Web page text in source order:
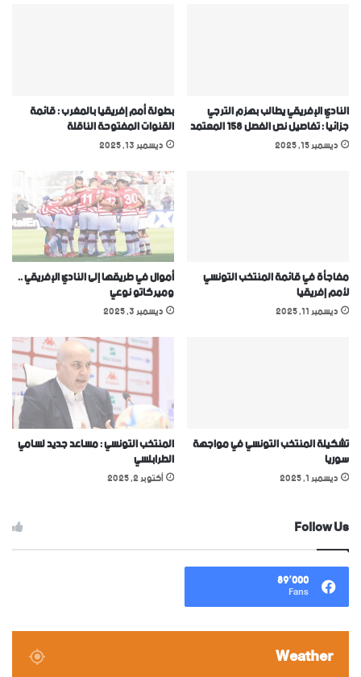
النادي الإفريقي يطالب بهزم الترجي
جزائيا : تفاصيل نص الفصل 158 المعتمد
ديسمبر 15, 2025
بطولة أمم إفريقيا بالمغرب : قائمة
القنوات المفتوحة الناقلة
ديسمبر 13, 2025
مفاجأة في قائمة المنتخب التونسي
ﻷمم إفريقيا
ديسمبر 11, 2025
أموال في طريقها إلى النادي الإفريقي ..
وميركاتو نوعي
ديسمبر 3, 2025
تشكيلة المنتخب التونسي في مواجهة
سوريا
ديسمبر 1, 2025
المنتخب التونسي : مساعد جديد لسامي
الطرابلسي
أكتوبر 2, 2025
Follow Us
89٬000
Fans
Weather